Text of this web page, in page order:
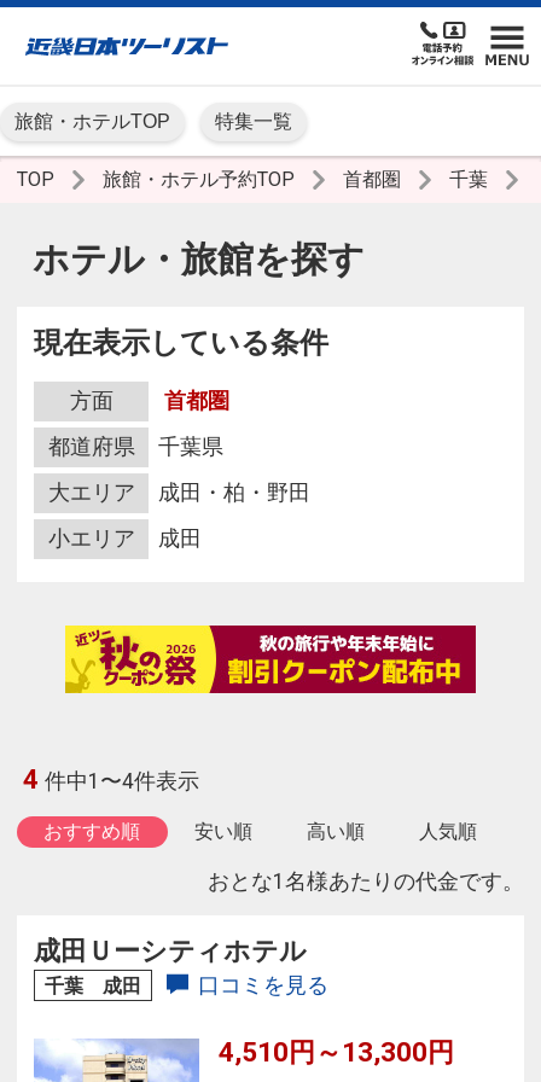
旅館・ホテルTOP 特集一覧
TOP 旅館・ホテル予約TOP 首都圏 千葉
ホテル・旅館を探す
現在表示している条件
方面
首都圏
都道府県
千葉県
大エリア
成田・柏・野田
小エリア
成田
4 件中1〜4件表示
おすすめ順 安い順 高い順 人気順
おとな1名様あたりの代金です。
成田Ｕーシティホテル
千葉 成田 口コミを見る
4,510円～13,300円